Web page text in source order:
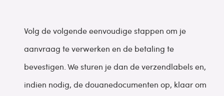
Volg de volgende eenvoudige stappen om je
aanvraag te verwerken en de betaling te
bevestigen. We sturen je dan de verzendlabels en,
indien nodig, de douanedocumenten op, klaar om